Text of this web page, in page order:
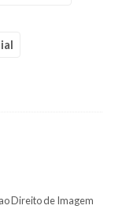
Direito de Imagem